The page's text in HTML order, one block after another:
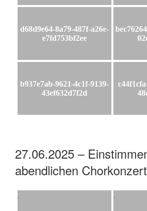
d68d9e64-8a79-487f-a26e-
e7fd753bf2ee
b937e7ab-9621-4c1f-9139-
43ef632d7f2d
27.06.2025 –
abendlichen